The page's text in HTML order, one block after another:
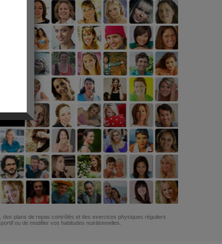
plans de repas contrôlés et des exercices physiques réguliers
ou de modifier vos habitudes nutritionnelles.